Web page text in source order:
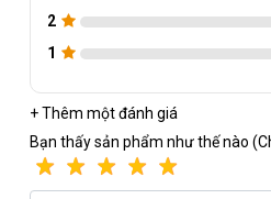
2
1
+ Thêm một đánh giá
Bạn thấy sản phẩm như thế nào